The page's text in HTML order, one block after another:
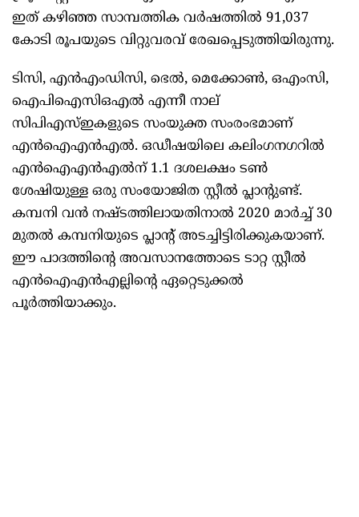
ഇത് കഴിഞ്ഞ സാമ്പത്തിക വർഷത്തിൽ 91,037
കോടി രൂപയുടെ വിറ്റുവരവ് രേഖപ്പെടുത്തിയിരുന്നു.
ടിസി, എൻഎംഡിസി, ഭെൽ, മെക്കോൺ, ഒഎംസി,
ഐപിഐസിഒഎൽ എന്നീ നാല്
സിപിഎസ്ഇകളുടെ സംയുക്ത സംരംഭമാണ്
എൻഐഎൻഎൽ. ഒഡീഷയിലെ കലിംഗനഗറിൽ
എൻഐഎൻഎൽന് 1.1 ദശലക്ഷം ടൺ
ശേഷിയുള്ള ഒരു സംയോജിത സ്റ്റീൽ പ്ലാന്റുണ്ട്.
കമ്പനി വൻ നഷ്ടത്തിലായതിനാൽ 2020 മാർച്ച് 30
മുതൽ കമ്പനിയുടെ പ്ലാന്റ് അടച്ചിട്ടിരിക്കുകയാണ്.
ഈ പാദത്തിന്റെ അവസാനത്തോടെ ടാറ്റ സ്റ്റീൽ
എൻഐഎൻഎല്ലിന്റെ ഏറ്റെടുക്കൽ
പൂർത്തിയാക്കും.